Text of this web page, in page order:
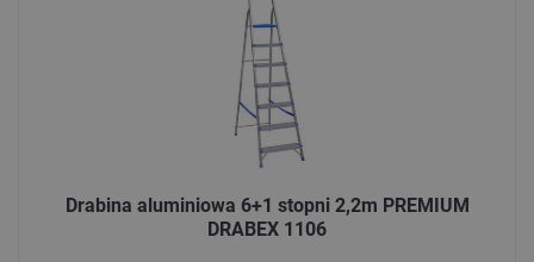
Drabina aluminiowa 6+1 stopni 2,2m PREMIUM
DRABEX 1106